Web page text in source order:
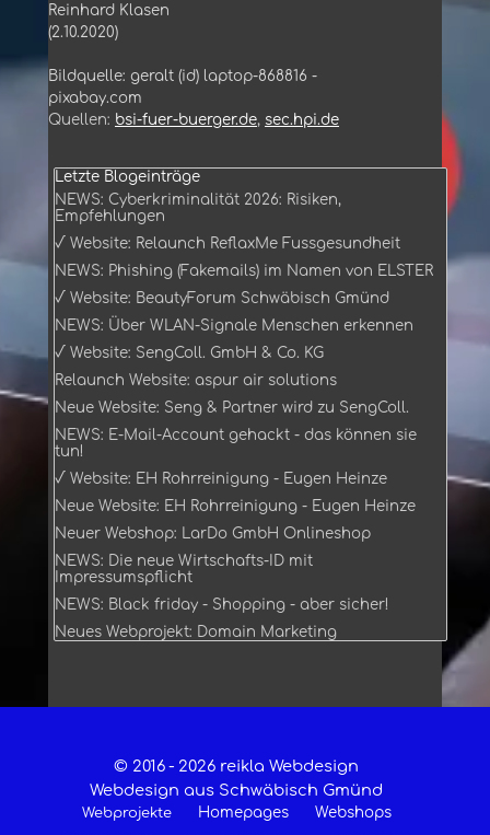
Reinhard Klasen
(2.10.2020)
Bildquelle: geralt (id) laptop-868816 -
pixabay.com
Quellen: bsi-fuer-buerger.de, sec.hpi.de
Block überspringen Letzte Blogeinträge
Letzte Blogeinträge
NEWS: Cyberkriminalität 2026: Risiken,
Empfehlungen
√ Website: Relaunch ReflaxMe Fussgesundheit
NEWS: Phishing (Fakemails) im Namen von ELSTER
√ Website: BeautyForum Schwäbisch Gmünd
NEWS: Über WLAN-Signale Menschen erkennen
√ Website: SengColl. GmbH & Co. KG
Relaunch Website: aspur air solutions
Neue Website: Seng & Partner wird zu SengColl.
NEWS: E-Mail-Account gehackt - das können sie
tun!
√ Website: EH Rohrreinigung - Eugen Heinze
Neue Website: EH Rohrreinigung - Eugen Heinze
Neuer Webshop: LarDo GmbH Onlineshop
NEWS: Die neue Wirtschafts-ID mit
Impressumspflicht
NEWS: Black friday - Shopping - aber sicher!
Neues Webprojekt: Domain Marketing
© 2016 - 2026 reikla Webdesign
Webdesign aus Schwäbisch Gmünd
Webprojekte Homepages
Webshops